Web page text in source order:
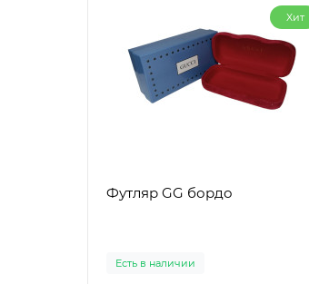
Хит
Футляр GG бордо
Есть в наличии